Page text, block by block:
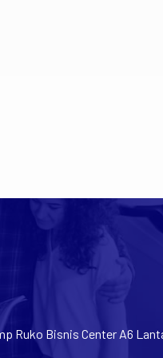
Ruko Bisnis Center A6